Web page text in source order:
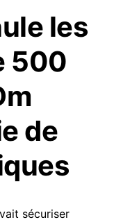
les
500
de
sécuriser